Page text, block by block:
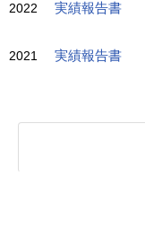
2022 実績報告書
2021 実績報告書